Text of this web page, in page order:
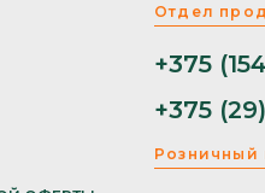
Отдел
+375
+375
Розничный